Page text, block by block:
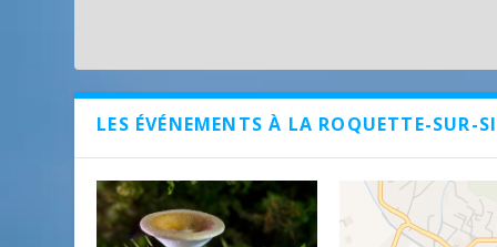
LES ÉVÉNEMENTS À LA ROQUETTE-SUR-